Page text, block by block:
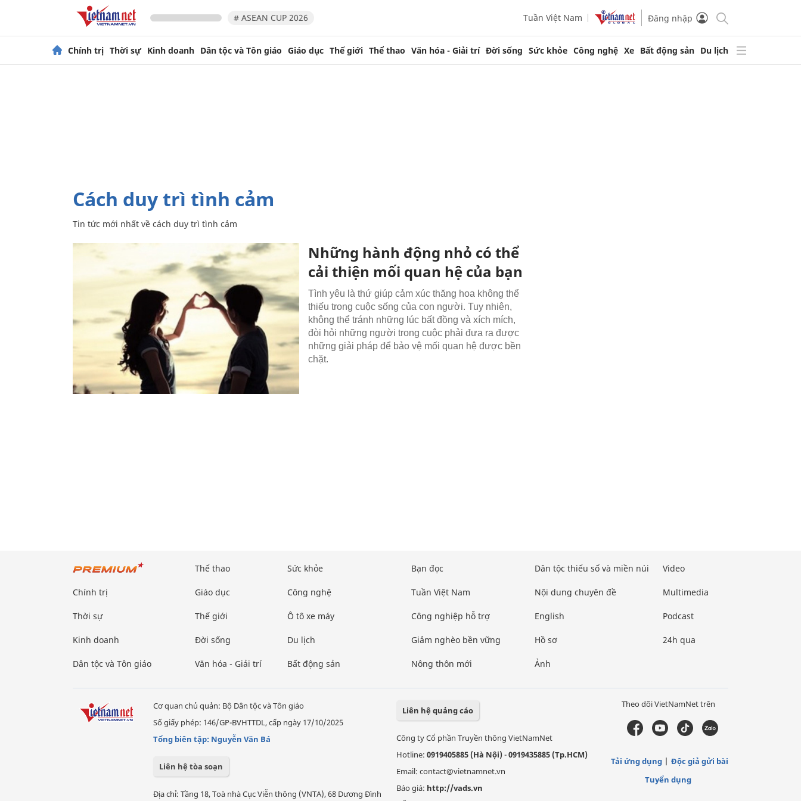
# ASEAN CUP 2026 Tuần Việt Nam Đăng nhập
Chính trị Thời sự Kinh doanh Dân tộc và Tôn giáo Giáo dục Thế giới Thể thao Văn hóa - Giải trí Đời sống Sức khỏe Công nghệ Xe Bất động sản Du lịch
cách duy trì tình cảm
Tin tức mới nhất về cách duy trì tình cảm
Những hành động nhỏ có thể
cải thiện mối quan hệ của bạn
Tình yêu là thứ giúp cảm xúc thăng hoa không thể
thiếu trong cuộc sống của con người. Tuy nhiên,
không thể tránh những lúc bất đồng và xích mích,
đòi hỏi những người trong cuộc phải đưa ra được
những giải pháp để bảo vệ mối quan hệ được bền
chặt.
Chính trị
Thời sự
Kinh doanh
Dân tộc và Tôn giáo
Thể thao
Giáo dục
Thế giới
Đời sống
Văn hóa - Giải trí
Sức khỏe
Công nghệ
Ô tô xe máy
Du lịch
Bất động sản
Bạn đọc
Tuần Việt Nam
Công nghiệp hỗ trợ
Giảm nghèo bền vững
Nông thôn mới
Dân tộc thiểu số và miền núi
Nội dung chuyên đề
English
Hồ sơ
Ảnh
Video
Multimedia
Podcast
24h qua
Cơ quan chủ quản: Bộ Dân tộc và Tôn giáo
Số giấy phép: 146/GP-BVHTTDL, cấp ngày 17/10/2025
Tổng biên tập: Nguyễn Văn Bá
Liên hệ tòa soạn
Địa chỉ: Tầng 18, Toà nhà Cục Viễn thông (VNTA), 68 Dương Đình
Liên hệ quảng cáo
Công ty Cổ phần Truyền thông VietNamNet
Hotline: 0919405885 (Hà Nội)-0919435885 (Tp.HCM)
Email: contact@vietnamnet.vn
Báo giá: http://vads.vn
Theo dõi VietNamNet trên
Tải ứng dụng
Độc giả gửi bài
Tuyển dụng